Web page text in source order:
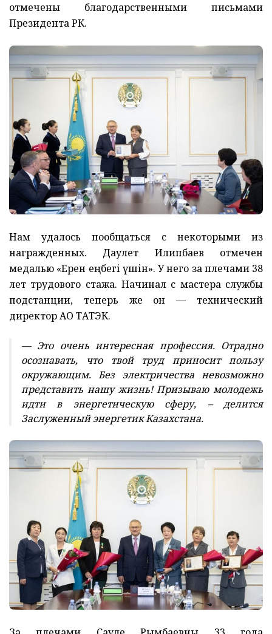
отмечены благодарственными письмами
Президента РК.
Нам удалось пообщаться с некоторыми из
награжденных. Даулет Илипбаев отмечен
медалью «Ерен еңбегі үшін». У него за плечами 38
лет трудового стажа. Начинал с мастера службы
подстанции, теперь же он — технический
директор АО ТАТЭК.
— Это очень интересная профессия. Отрадно
осознавать, что твой труд приносит пользу
окружающим. Без электричества невозможно
представить нашу жизнь! Призываю молодежь
идти в энергетическую сферу, – делится
Заслуженный энергетик Казахстана.